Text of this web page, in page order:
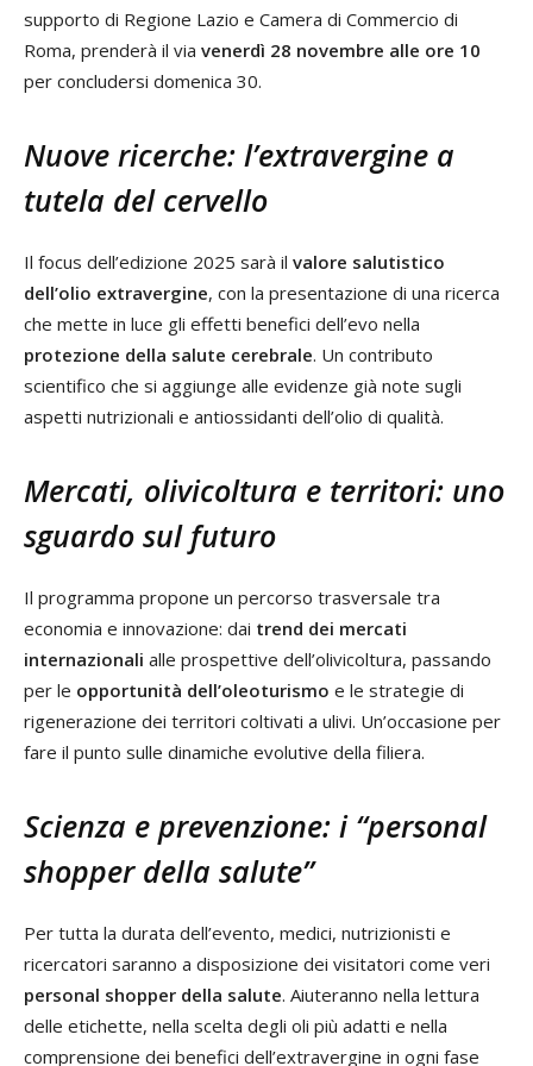
supporto di Regione Lazio e Camera di Commercio di
Roma, prenderà il via venerdì 28 novembre alle ore 10
per concludersi domenica 30.
Nuove ricerche: l’extravergine a
tutela del cervello
Il focus dell’edizione 2025 sarà il valore salutistico
dell’olio extravergine, con la presentazione di una ricerca
che mette in luce gli effetti benefici dell’evo nella
protezione della salute cerebrale. Un contributo
scientifico che si aggiunge alle evidenze già note sugli
aspetti nutrizionali e antiossidanti dell’olio di qualità.
Mercati, olivicoltura e territori: uno
sguardo sul futuro
Il programma propone un percorso trasversale tra
economia e innovazione: dai trend dei mercati
internazionali alle prospettive dell’olivicoltura, passando
per le opportunità dell’oleoturismo e le strategie di
rigenerazione dei territori coltivati a ulivi. Un’occasione per
fare il punto sulle dinamiche evolutive della filiera.
Scienza e prevenzione: i “personal
shopper della salute”
Per tutta la durata dell’evento, medici, nutrizionisti e
ricercatori saranno a disposizione dei visitatori come veri
personal shopper della salute. Aiuteranno nella lettura
delle etichette, nella scelta degli oli più adatti e nella
comprensione dei benefici dell’extravergine in ogni fase